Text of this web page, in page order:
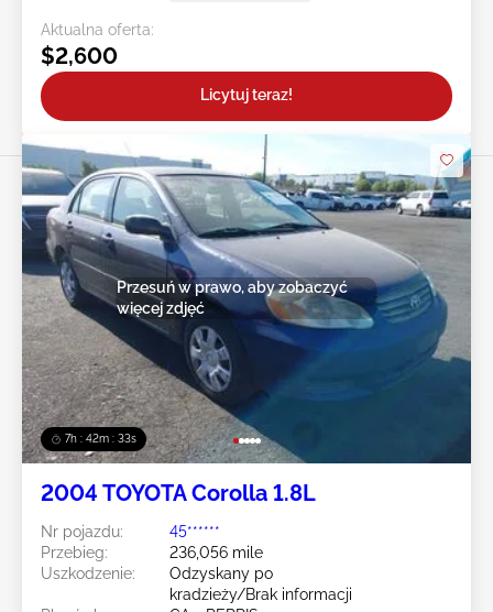
Aktualna oferta:
$2,600
Licytuj teraz!
7h : 42m : 31s
Przesuń w prawo, aby zobaczyć
więcej zdjęć
2004 TOYOTA Corolla 1.8L
Nr pojazdu:
45******
Przebieg:
236,056 mile
Uszkodzenie:
Odzyskany po
kradzieży/Brak informacji